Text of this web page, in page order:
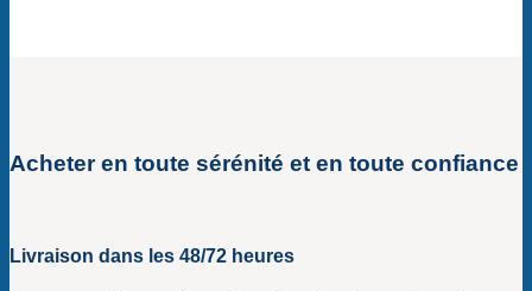
Acheter en toute sérénité et en toute confiance
Livraison dans les 48/72 heures